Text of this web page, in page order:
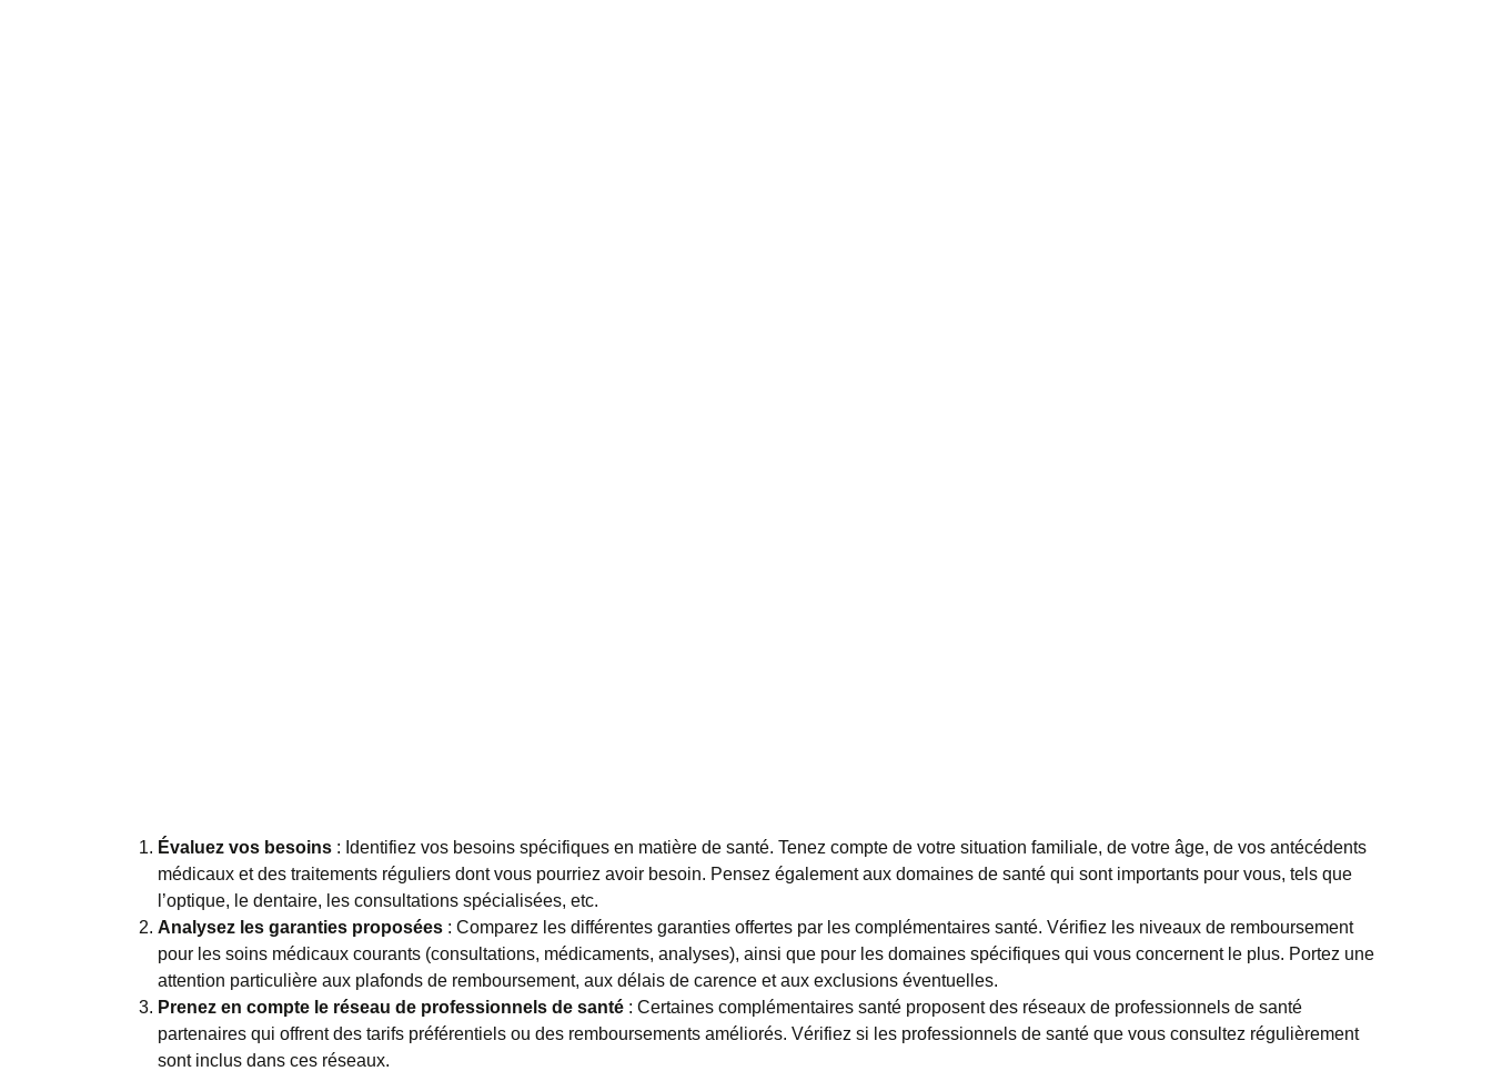
Évaluez vos besoins : Identifiez vos besoins spécifiques en matière de santé. Tenez compte de votre situation familiale, de votre âge, de vos antécédents
médicaux et des traitements réguliers dont vous pourriez avoir besoin. Pensez également aux domaines de santé qui sont importants pour vous, tels que
l’optique, le dentaire, les consultations spécialisées, etc.
Analysez les garanties proposées : Comparez les différentes garanties offertes par les complémentaires santé. Vérifiez les niveaux de remboursement
pour les soins médicaux courants (consultations, médicaments, analyses), ainsi que pour les domaines spécifiques qui vous concernent le plus. Portez une
attention particulière aux plafonds de remboursement, aux délais de carence et aux exclusions éventuelles.
Prenez en compte le réseau de professionnels de santé : Certaines complémentaires santé proposent des réseaux de professionnels de santé
partenaires qui offrent des tarifs préférentiels ou des remboursements améliorés. Vérifiez si les professionnels de santé que vous consultez régulièrement
sont inclus dans ces réseaux.